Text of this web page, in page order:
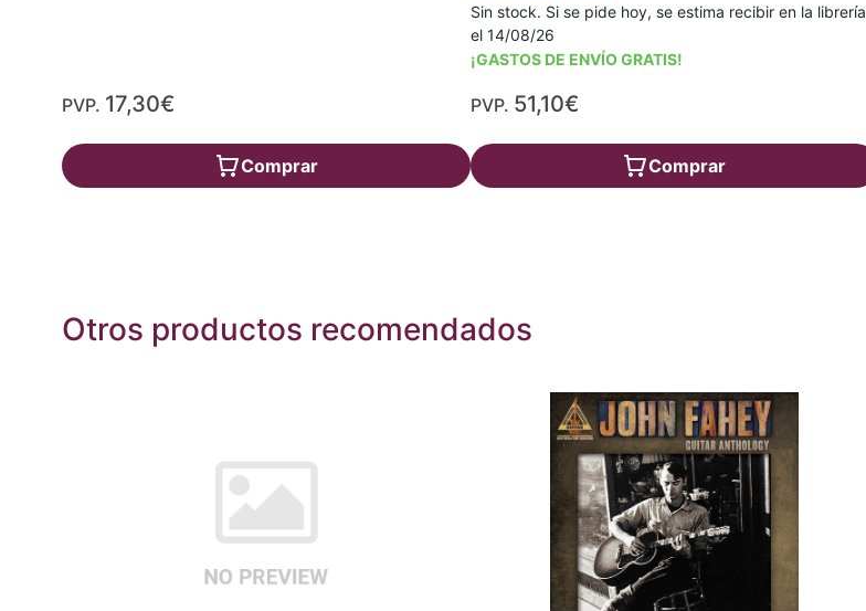
PVP. 17,30€
Comprar
Sin stock. Si se pide hoy, se estima recibir en la librería
el 14/08/26
¡GASTOS DE ENVÍO GRATIS!
PVP. 51,10€
Comprar
Otros productos recomendados